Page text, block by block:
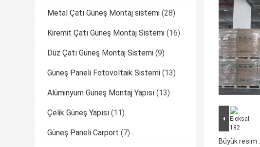
Metal Çatı Güneş Montaj sistemi (28)
Kiremit Çatı Güneş Montaj Sistemi (16)
Düz Çatı Güneş Montaj Sistemi (9)
Güneş Paneli Fotovoltaik Sistemi (13)
Alüminyum Güneş Montaj Yapısı (13)
Çelik Güneş Yapısı (11)
Güneş Paneli Carport (7)
Büyük resim :